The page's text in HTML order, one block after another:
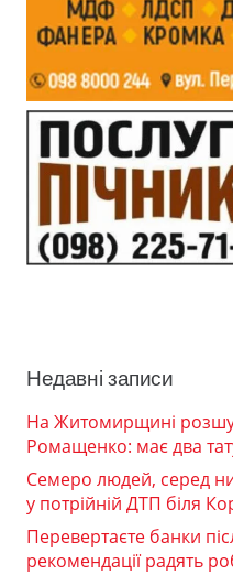
Недавні записи
На Житомирщині
Ромащенко: має два
Семеро людей, серед
у потрійній ДТП біля
Перевертаєте банки
рекомендації радять